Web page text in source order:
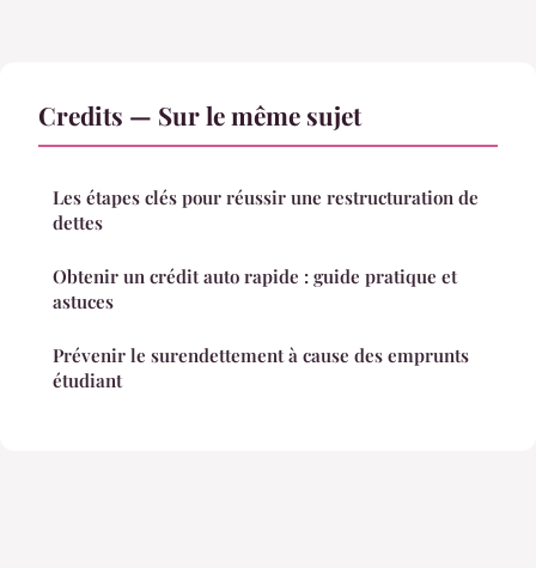
Credits — Sur le même sujet
Les étapes clés pour réussir une restructuration de
dettes
Obtenir un crédit auto rapide : guide pratique et
astuces
Prévenir le surendettement à cause des emprunts
étudiant